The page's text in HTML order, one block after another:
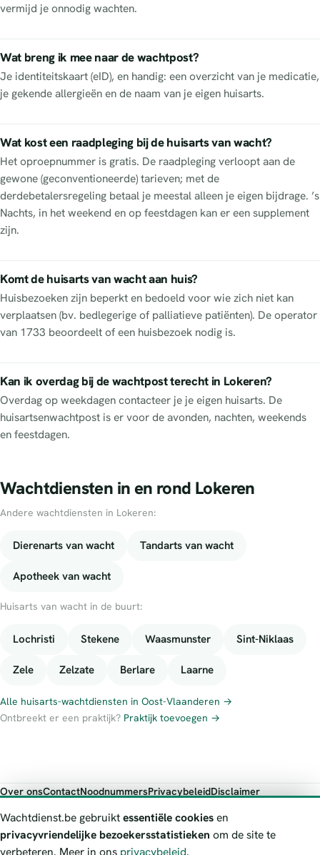
vermijd je onnodig wachten.
Wat breng ik mee naar de wachtpost?
Je identiteitskaart (eID), en handig: een overzicht van je medicatie,
je gekende allergieën en de naam van je eigen huisarts.
Wat kost een raadpleging bij de huisarts van wacht?
Het oproepnummer is gratis. De raadpleging verloopt aan de
gewone (geconventioneerde) tarieven; met de
derdebetalersregeling betaal je meestal alleen je eigen bijdrage. ’s
Nachts, in het weekend en op feestdagen kan er een supplement
zijn.
Komt de huisarts van wacht aan huis?
Huisbezoeken zijn beperkt en bedoeld voor wie zich niet kan
verplaatsen (bv. bedlegerige of palliatieve patiënten). De operator
van 1733 beoordeelt of een huisbezoek nodig is.
Kan ik overdag bij de wachtpost terecht in Lokeren?
Overdag op weekdagen contacteer je je eigen huisarts. De
huisartsenwachtpost is er voor de avonden, nachten, weekends
en feestdagen.
Wachtdiensten in en rond Lokeren
Andere wachtdiensten in Lokeren:
Dierenarts van wacht Tandarts van wacht
Apotheek van wacht
Huisarts van wacht in de buurt:
Lochristi Stekene Waasmunster Sint-Niklaas
Zele Zelzate Berlare Laarne
Alle huisarts-wachtdiensten in Oost-Vlaanderen →
Ontbreekt er een praktijk? Praktijk toevoegen →
Over onsContactNoodnummersPrivacybeleidDisclaimer
Wachtdienst.be toont publieke wachtdienst-informatie ter oriëntatie.
Bij levensgevaar bel je altijd 112. Controleer altijd de actuele
Wachtdienst.be gebruiktessentiële cookiesen
privacyvriendelijke bezoekersstatistieken om de site te
verbeteren. Meer in ons privacybeleid.